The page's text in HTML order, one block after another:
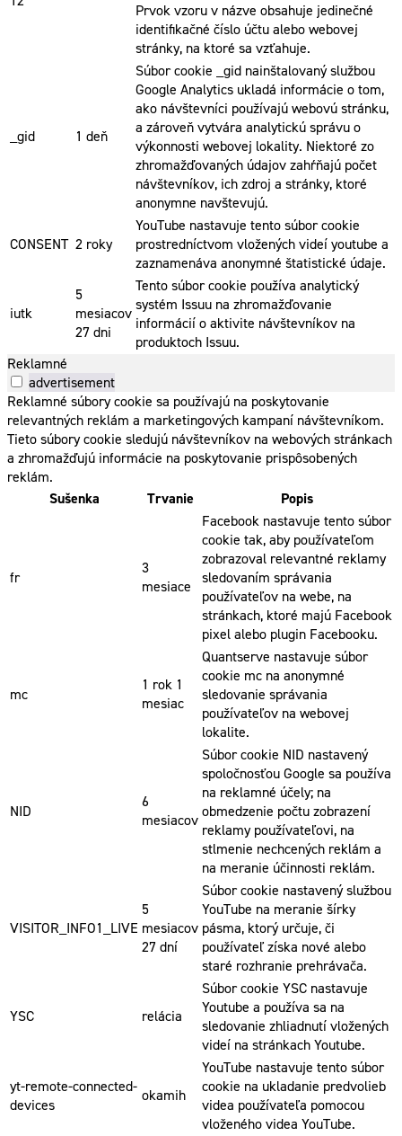
Prvok vzoru v názve obsahuje jedinečné
identifikačné číslo účtu alebo webovej
stránky, na ktoré sa vzťahuje.
_gid 1 deň
Súbor cookie _gid nainštalovaný službou
Google Analytics ukladá informácie o tom,
ako návštevníci používajú webovú stránku,
a zároveň vytvára analytickú správu o
výkonnosti webovej lokality. Niektoré zo
zhromažďovaných údajov zahŕňajú počet
návštevníkov, ich zdroj a stránky, ktoré
anonymne navštevujú.
CONSENT 2 roky
YouTube nastavuje tento súbor cookie
prostredníctvom vložených videí youtube a
zaznamenáva anonymné štatistické údaje.
iutk
5
mesiacov
27 dni
Tento súbor cookie používa analytický
systém Issuu na zhromažďovanie
informácií o aktivite návštevníkov na
produktoch Issuu.
Reklamné
advertisement
Reklamné súbory cookie sa používajú na poskytovanie
relevantných reklám a marketingových kampaní návštevníkom.
Tieto súbory cookie sledujú návštevníkov na webových stránkach
a zhromažďujú informácie na poskytovanie prispôsobených
reklám.
Sušenka
Trvanie Popis
fr
3
mesiace
Facebook nastavuje tento súbor
cookie tak, aby používateľom
zobrazoval relevantné reklamy
sledovaním správania
používateľov na webe, na
stránkach, ktoré majú Facebook
pixel alebo plugin Facebooku.
mc
1 rok 1
mesiac
Quantserve nastavuje súbor
cookie mc na anonymné
sledovanie správania
používateľov na webovej
lokalite.
NID
6
mesiacov
Súbor cookie NID nastavený
spoločnosťou Google sa používa
na reklamné účely; na
obmedzenie počtu zobrazení
reklamy používateľovi, na
stlmenie nechcených reklám a
na meranie účinnosti reklám.
VISITOR_INFO1_LIVE
5
mesiacov
27 dní
Súbor cookie nastavený službou
YouTube na meranie šírky
pásma, ktorý určuje, či
používateľ získa nové alebo
staré rozhranie prehrávača.
YSC relácia
Súbor cookie YSC nastavuje
Youtube a používa sa na
sledovanie zhliadnutí vložených
videí na stránkach Youtube.
yt-remote-connected-
devices
okamih
YouTube nastavuje tento súbor
cookie na ukladanie predvolieb
videa používateľa pomocou
vloženého videa YouTube.